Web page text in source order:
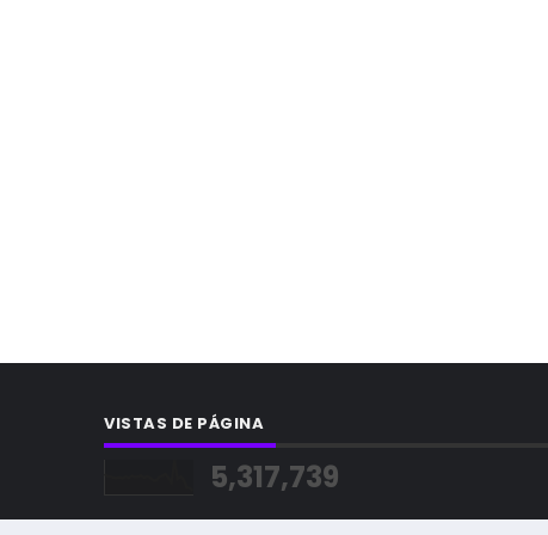
VISTAS DE PÁGINA
5,317,739